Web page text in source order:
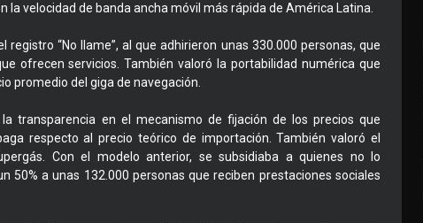
la velocidad de banda ancha móvil más rápida de América Latina.
“No llame”, al que adhirieron unas 330.000 personas, que
ofrecen servicios. También valoró la portabilidad numérica que
promedio del giga de navegación.
transparencia en el mecanismo de fijación de los precios que
respecto al precio teórico de importación. También valoró el
Con el modelo anterior, se subsidiaba a quienes no lo
50% a unas 132.000 personas que reciben prestaciones sociales